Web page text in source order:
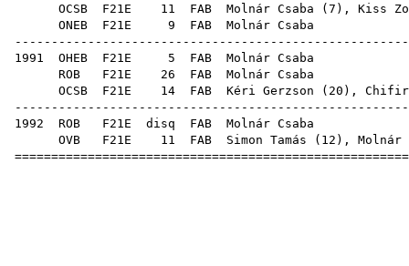
OCSB F21E 11 FAB Molnár Csaba ( 7 ), Kiss
ONEB F21E 9 FAB
1991 OHEB F21E 5 FAB
ROB F21E 26 FAB
OCSB F21E 14 FAB Kéri Gerzson ( 20 ),
1992 ROB F21E disq FAB
OVB F21E 11 FAB Simon Tamás ( 12 ), Molnár